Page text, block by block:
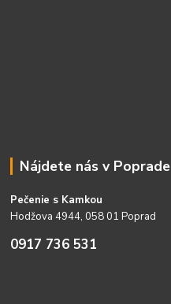
Nájdete nás v Poprade
Pečenie s Kamkou
Hodžova 4944, 058 01 Poprad
0917 736 531